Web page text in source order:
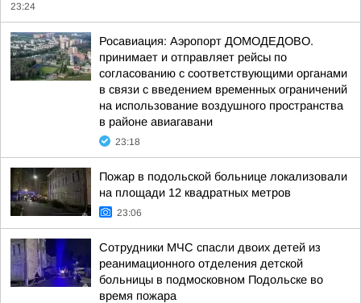
23:24
Росавиация: Аэропорт ДОМОДЕДОВО.
принимает и отправляет рейсы по
согласованию с соответствующими органами
в связи с введением временных ограничений
на использование воздушного пространства
в районе авиагавани
23:18
Пожар в подольской больнице локализовали
на площади 12 квадратных метров
23:06
Сотрудники МЧС спасли двоих детей из
реанимационного отделения детской
больницы в подмосковном Подольске во
время пожара